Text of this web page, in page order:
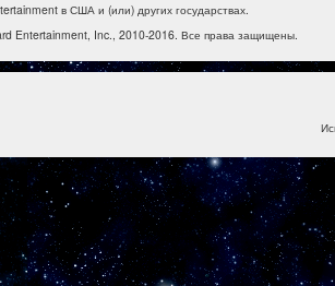
в США и (или) других государствах.
Entertainment, Inc., 2010-2016. Все права защищены.